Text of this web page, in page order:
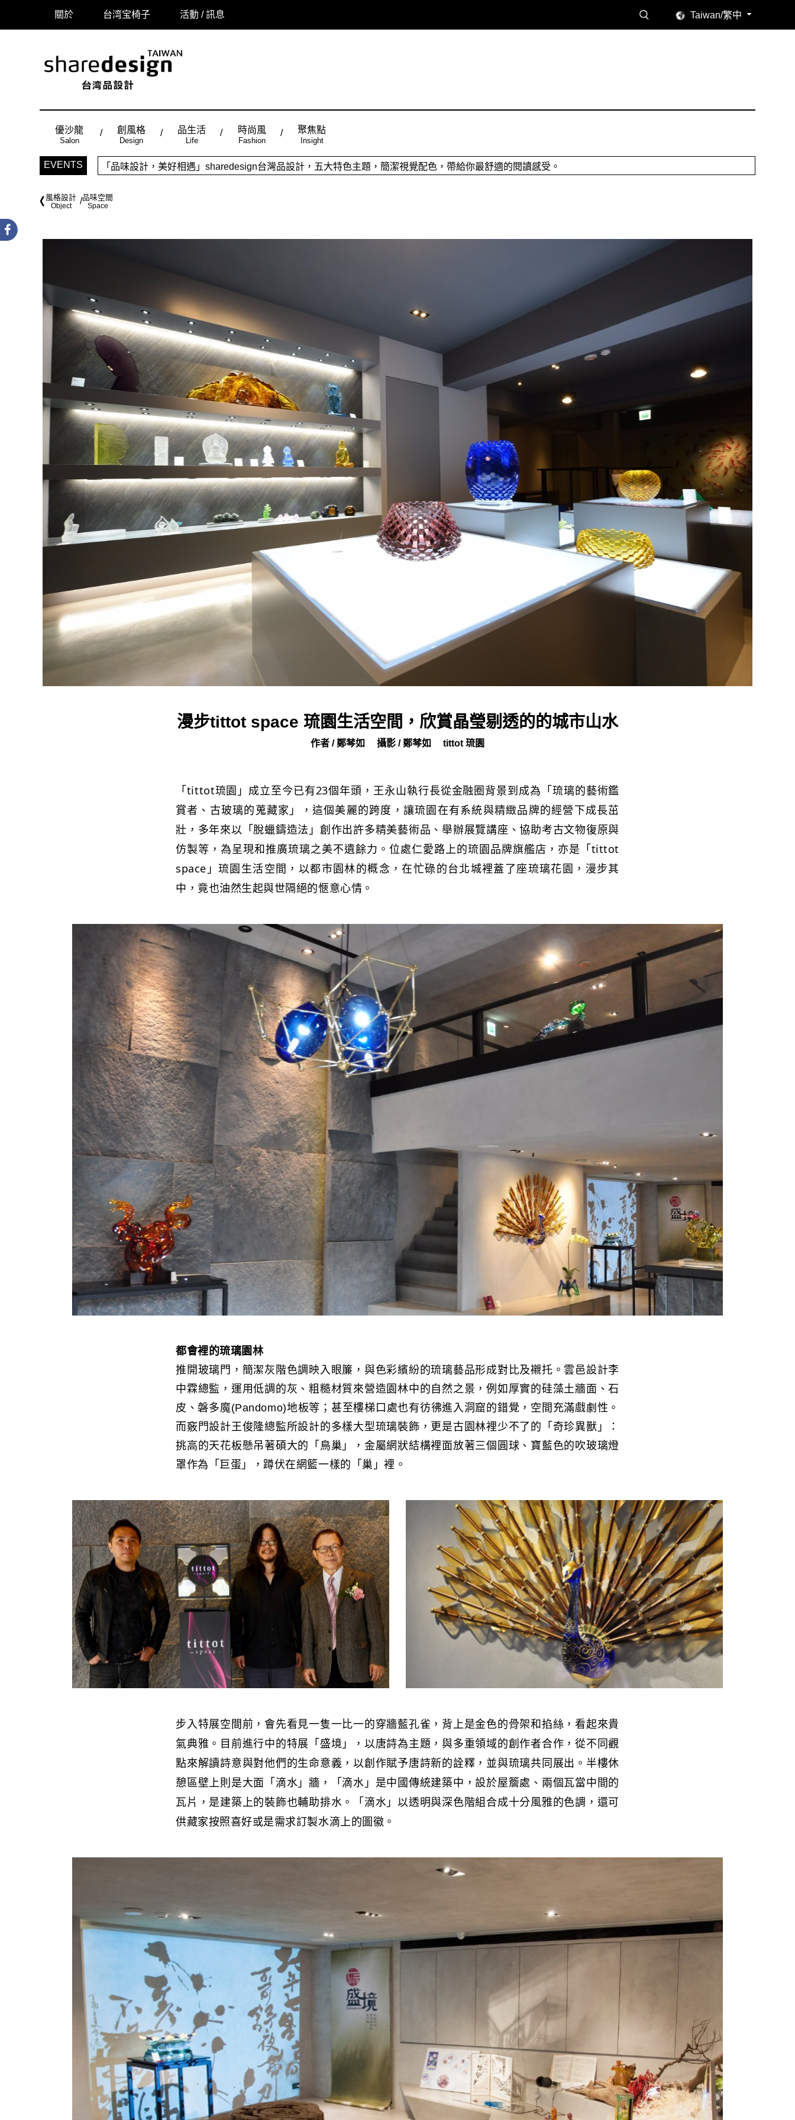
Taiwan/繁中
關於 台湾宝椅子 活動 / 訊息
優沙龍
Salon
創風格
Design
品生活
Life
時尚風
Fashion
聚焦點
Insight
EVENTS
時尚風：Made in Taiwan， 從台灣原創時尚，領略潮流趨勢，體現個人穿搭品味。
風格設計
Object
品味空間
Space
漫步tittot space 琉園生活空間，欣賞晶瑩剔透的的城市山水
作者 / 鄭棽如 攝影 / 鄭棽如 tittot 琉園
「tittot琉園」成立至今已有23個年頭，王永山執行長從金融圈背景到成為「琉璃的藝術鑑
賞者、古玻璃的蒐藏家」，這個美麗的跨度，讓琉園在有系統與精緻品牌的經營下成長茁
壯，多年來以「脫蠟鑄造法」創作出許多精美藝術品、舉辦展覽講座、協助考古文物復原與
仿製等，為呈現和推廣琉璃之美不遺餘力。位處仁愛路上的琉園品牌旗艦店，亦是「tittot
space」琉園生活空間，以都市園林的概念，在忙碌的台北城裡蓋了座琉璃花園，漫步其
中，竟也油然生起與世隔絕的愜意心情。
都會裡的琉璃園林
推開玻璃門，簡潔灰階色調映入眼簾，與色彩繽紛的琉璃藝品形成對比及襯托。雲邑設計李
中霖總監，運用低調的灰、粗糙材質來營造園林中的自然之景，例如厚實的硅藻土牆面、石
皮、磐多魔(Pandomo)地板等；甚至樓梯口處也有彷彿進入洞窟的錯覺，空間充滿戲劇性。
而竅門設計王俊隆總監所設計的多樣大型琉璃裝飾，更是古園林裡少不了的「奇珍異獸」：
挑高的天花板懸吊著碩大的「鳥巢」，金屬網狀結構裡面放著三個圓球、寶藍色的吹玻璃燈
罩作為「巨蛋」，蹲伏在網籃一樣的「巢」裡。
步入特展空間前，會先看見一隻一比一的穿牆藍孔雀，背上是金色的骨架和掐絲，看起來貴
氣典雅。目前進行中的特展「盛境」，以唐詩為主題，與多重領域的創作者合作，從不同觀
點來解讀詩意與對他們的生命意義，以創作賦予唐詩新的詮釋，並與琉璃共同展出。半樓休
憩區壁上則是大面「滴水」牆，「滴水」是中國傳統建築中，設於屋簷處、兩個瓦當中間的
瓦片，是建築上的裝飾也輔助排水。「滴水」以透明與深色階組合成十分風雅的色調，還可
供藏家按照喜好或是需求訂製水滴上的圖徽。